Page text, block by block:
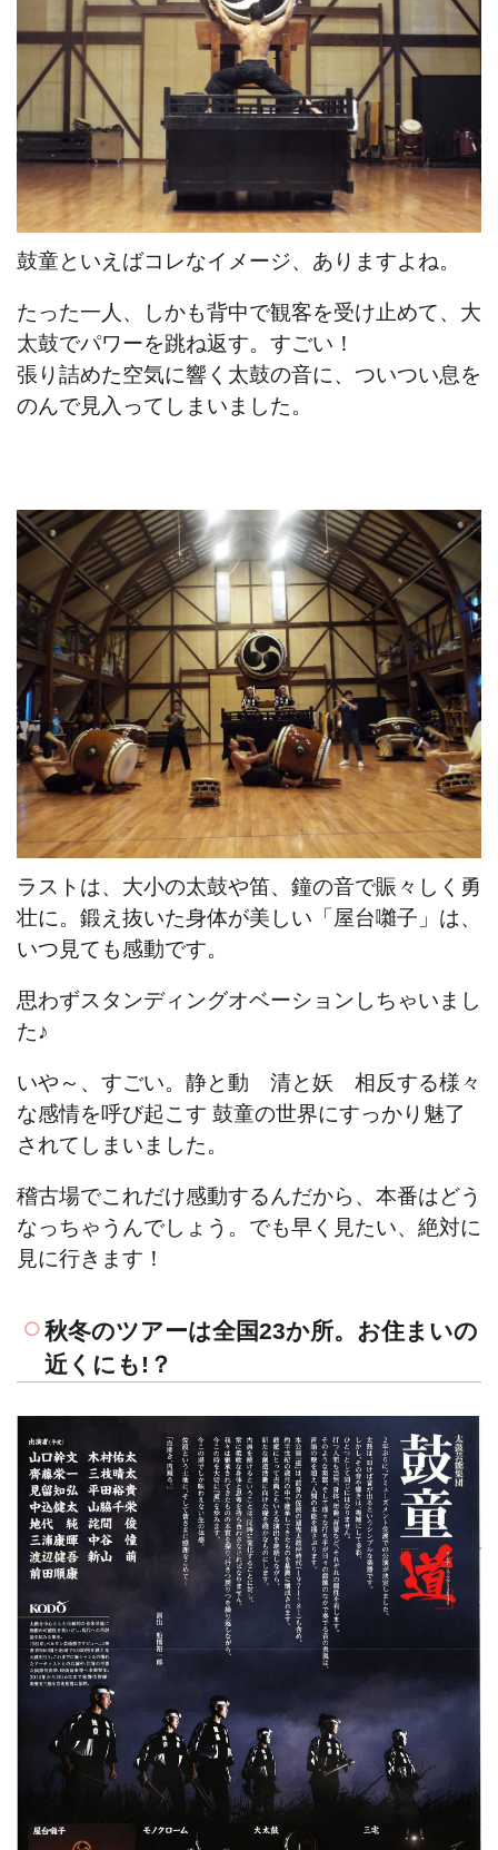
鼓童といえばコレなイメージ、ありますよね。
たった一人、しかも背中で観客を受け止めて、大
太鼓でパワーを跳ね返す。すごい！
張り詰めた空気に響く太鼓の音に、ついつい息を
のんで見入ってしまいました。
ラストは、大小の太鼓や笛、鐘の音で賑々しく勇
壮に。鍛え抜いた身体が美しい「屋台囃子」は、
いつ見ても感動です。
思わずスタンディングオベーションしちゃいまし
た♪
いや～、すごい。静と動 清と妖 相反する様々
な感情を呼び起こす 鼓童の世界にすっかり魅了
されてしまいました。
稽古場でこれだけ感動するんだから、本番はどう
なっちゃうんでしょう。でも早く見たい、絶対に
見に行きます！
秋冬のツアーは全国23か所。お住まいの
近くにも!？